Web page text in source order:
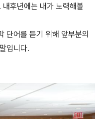
후년에는 내가 노력해볼
단어를 듣기 위해 앞부분의
입니다.